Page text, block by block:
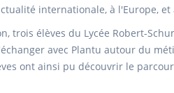
internationale, à l'Europe,
trois élèves du Lycée Robert-
avec Plantu autour du
ont ainsi pu découvrir le